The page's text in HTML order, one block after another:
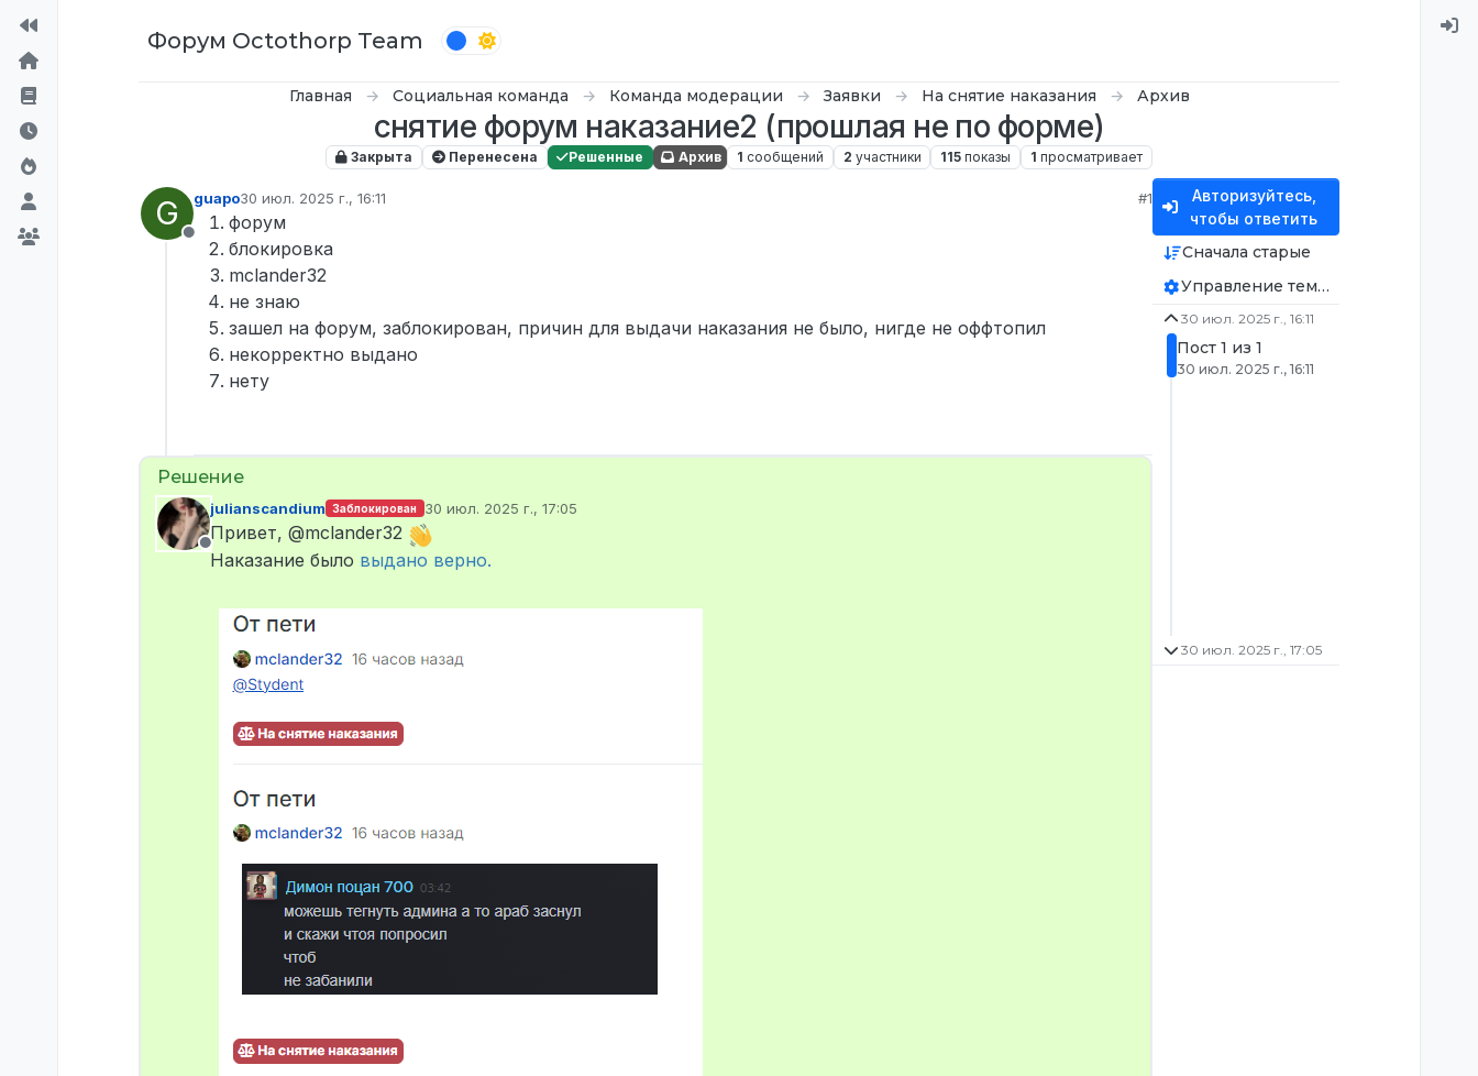
Форум Octothorp Team
Главная Социальная команда Команда модерации Заявки На снятие наказания Архив
снятие форум наказание2 (прошлая не по форме)
Закрыта Перенесена Решенные Архив 1 сообщений 2 участники 115 показы 1 просматривает
G
Не в сети
guapo30 июл. 2025 г., 16:11
отредактировано
#1
форум
блокировка
mclander32
не знаю
зашел на форум, заблокирован, причин для выдачи наказания не было, нигде не оффтопил
некорректно выдано
нету
Не в сети
julianscandium Заблокирован 30 июл. 2025 г., 17:05
отредактировано
Привет, @mclander32
Наказание было выдано верно.
Авторизуйтесь,
чтобы ответить
Сначала старые
Управление темой
30 июл. 2025 г., 16:11
Пост 1 из 1
30 июл. 2025 г., 16:11
30 июл. 2025 г., 17:05